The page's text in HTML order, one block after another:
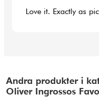
Love it. Exactly as
Andra produkter i
Oliver Ingrossos